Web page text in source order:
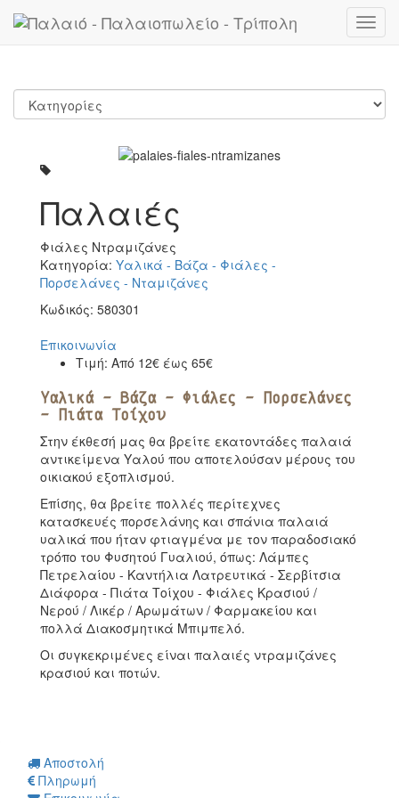
Παλαιές
Φιάλες Ντραμιζάνες
Κατηγορία: Υαλικά - Βάζα - Φιάλες -
Πορσελάνες - Νταμιζάνες
Κωδικός: 580301
Επικοινωνία
Τιμή: Από 12€ έως 65€
Υαλικά - Βάζα - Φιάλες - Πορσελάνες
- Πιάτα Τοίχου
Στην έκθεσή μας θα βρείτε εκατοντάδες παλαιά
αντικείμενα Υαλού που αποτελούσαν μέρους του
οικιακού εξοπλισμού.
Επίσης, θα βρείτε πολλές περίτεχνες
κατασκευές πορσελάνης και σπάνια παλαιά
υαλικά που ήταν φτιαγμένα με τον παραδοσιακό
τρόπο του Φυσητού Γυαλιού, όπως: Λάμπες
Πετρελαίου - Καντήλια Λατρευτικά - Σερβίτσια
Διάφορα - Πιάτα Τοίχου - Φιάλες Κρασιού /
Νερού / Λικέρ / Αρωμάτων / Φαρμακείου και
πολλά Διακοσμητικά Μπιμπελό.
Οι συγκεκριμένες είναι παλαιές ντραμιζάνες
κρασιού και ποτών.
Αποστολή
Πληρωμή